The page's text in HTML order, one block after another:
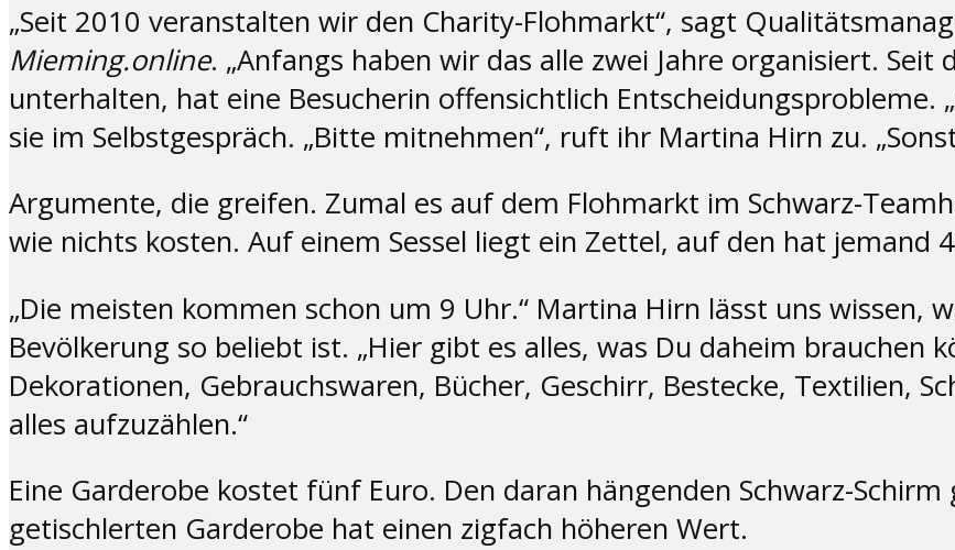
„Seit 2010 veranstalten wir den Charity-Flohmarkt“, sagt
Mieming.online. „Anfangs haben wir das alle zwei Jahre organisiert. Seit
unterhalten, hat eine Besucherin offensichtlich Entscheidungsprobleme.
sie im Selbstgespräch. „Bitte mitnehmen“, ruft ihr Martina Hirn zu.
Argumente, die greifen. Zumal es auf dem Flohmarkt im Schwarz-
wie nichts kosten. Auf einem Sessel liegt ein Zettel, auf den hat jemand
„Die meisten kommen schon um 9 Uhr.“ Martina Hirn lässt uns wissen,
Bevölkerung so beliebt ist. „Hier gibt es alles, was Du daheim brauchen
Dekorationen, Gebrauchswaren, Bücher, Geschirr, Bestecke, Textilien,
alles aufzuzählen.“
Eine Garderobe kostet fünf Euro. Den daran hängenden Schwarz-
getischlerten Garderobe hat einen zigfach höheren Wert.